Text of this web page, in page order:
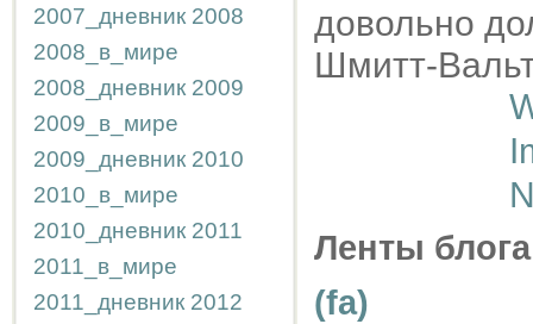
2007_дневник 2008
2008_в_мире
2008_дневник 2009
2009_в_мире
2009_дневник 2010
2010_в_мире
2010_дневник 2011
2011_в_мире
2011_дневник 2012
довольно
Шмитт-
Ленты
(fa)